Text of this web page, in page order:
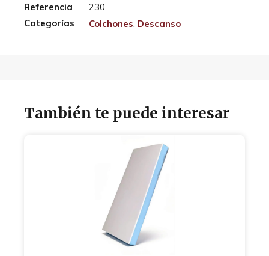
Referencia
230
Categorías
Colchones Descanso
También te puede interesar